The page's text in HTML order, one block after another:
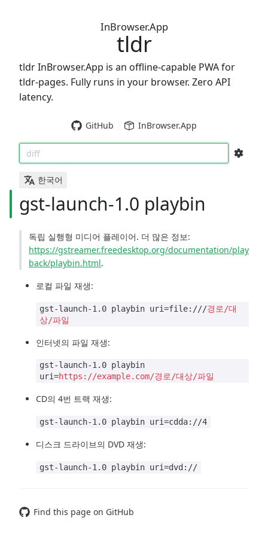
InBrowser.App
tldr
tldr InBrowser.App is an offline-capable PWA for
tldr-pages. Fully runs in your browser. Zero API
latency.
GitHub InBrowser.App
diff
한국어
gst-launch-1.0 playbin
독립 실행형 미디어 플레이어. 더 많은 정보:
https://gstreamer.freedesktop.org/documentation/play
back/playbin.html.
로컬 파일 재생:
gst-launch-1.0 playbin uri=file:///경로/대
상/파일
인터넷의 파일 재생:
gst-launch-1.0 playbin
uri=https://example.com/경로/대상/파일
CD의 4번 트랙 재생:
gst-launch-1.0 playbin uri=cdda://4
디스크 드라이브의 DVD 재생:
gst-launch-1.0 playbin uri=dvd://
Find this page on GitHub